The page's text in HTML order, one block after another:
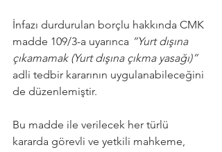
İnfazı durdurulan borçlu hakkında CMK
madde 109/3-a uyarınca “Yurt dışına
çıkamamak (Yurt dışına çıkma yasağı)”
adli tedbir kararının uygulanabileceğini
de düzenlemiştir.
Bu madde ile verilecek her türlü
kararda görevli ve yetkili mahkeme,